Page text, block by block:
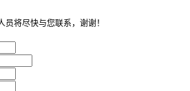
将尽快与您联系，谢谢！